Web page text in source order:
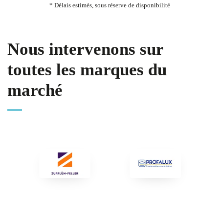
* Délais estimés, sous réserve de disponibilité
Nous intervenons sur
toutes les marques du
marché